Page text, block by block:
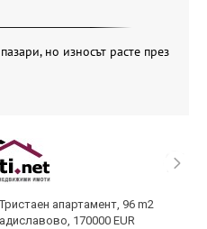
но износът расте през
апартамент, 96 m2
170000 EUR